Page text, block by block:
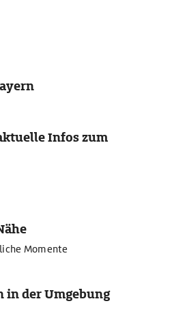
Infos zum
Momente
in der Umgebung